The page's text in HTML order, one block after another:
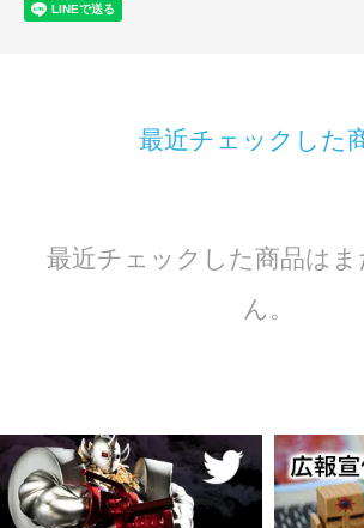
最近チェックした
最近チェックした商品は
ん。